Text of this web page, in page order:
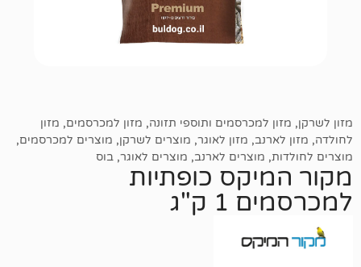
למכרסמים ותוספי תזונה,מזון למכרסמים,מזון
,מזון לאוגר ,מוצרים לשרקן,מוצרים למכרסמים,
מוצרים לארנב,מוצרים לאוגר,בוס
כופתיות
ק"ג